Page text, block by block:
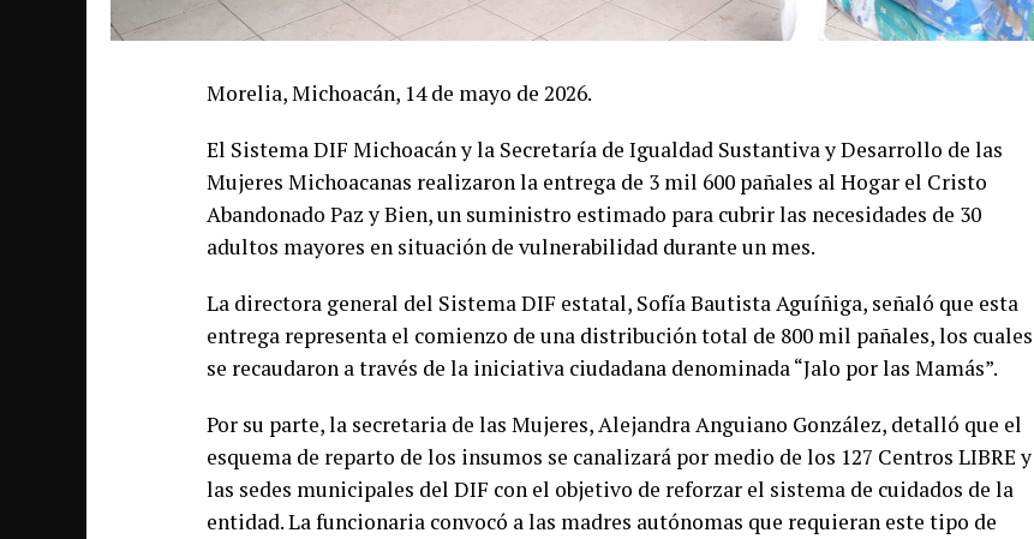
Morelia, Michoacán, 14 de mayo de 2026.
El Sistema DIF Michoacán y la Secretaría de Igualdad Sustantiva y Desarrollo de las
Mujeres Michoacanas realizaron la entrega de 3 mil 600 pañales al Hogar el Cristo
Abandonado Paz y Bien, un suministro estimado para cubrir las necesidades de 30
adultos mayores en situación de vulnerabilidad durante un mes.
La directora general del Sistema DIF estatal, Sofía Bautista Aguíñiga, señaló que esta
entrega representa el comienzo de una distribución total de 800 mil pañales, los cuales
se recaudaron a través de la iniciativa ciudadana denominada “Jalo por las Mamás”.
Por su parte, la secretaria de las Mujeres, Alejandra Anguiano González, detalló que el
esquema de reparto de los insumos se canalizará por medio de los 127 Centros LIBRE y
las sedes municipales del DIF con el objetivo de reforzar el sistema de cuidados de la
entidad. La funcionaria convocó a las madres autónomas que requieran este tipo de